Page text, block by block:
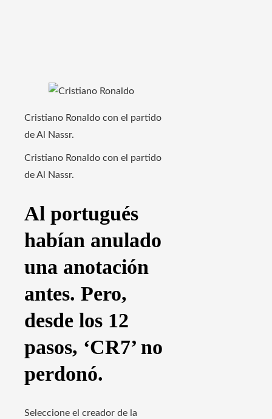
Cristiano Ronaldo con el partido
de Al Nassr.
Cristiano Ronaldo con el partido
de Al Nassr.
Al portugués
habían anulado
una anotación
antes. Pero,
desde los 12
pasos, ‘CR7’ no
perdonó.
Seleccione el creador de la